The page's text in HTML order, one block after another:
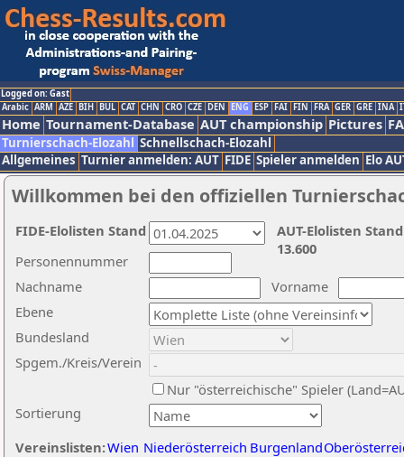
Logged on: Gast
Arabic ARM AZE BIH BUL CAT CHN CRO CZE DEN ENG ESP FAI FIN FRA GER GRE INA
Home Tournament-Database AUT championship Pictures
Turnierschach-Elozahl Schnellschach-Elozahl
Allgemeines Turnier anmelden: AUT FIDE Spieler anmelden Elo
Willkommen bei den offiziellen
Nachname
Vorname
Ebene
Sortierung
Personennummer
Bundesland
Spgem./Kreis/Verein
Nur "österreichische" Spieler
Vereinslisten:Wien Niederösterreich Burgenland
AUT-Elolisten
13.600
FIDE-Elolisten Stand